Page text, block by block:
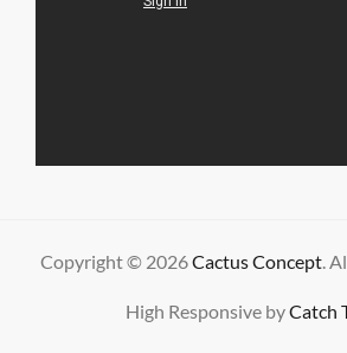
Copyright © 2026Cactus Concept.
High Responsive byCatch